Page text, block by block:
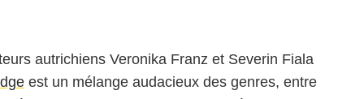
autrichiens Veronika Franz et Severin Fiala
est un mélange audacieux des genres, entre